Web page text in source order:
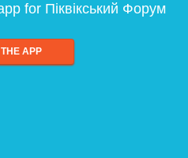
for Піквікський Форум
APP